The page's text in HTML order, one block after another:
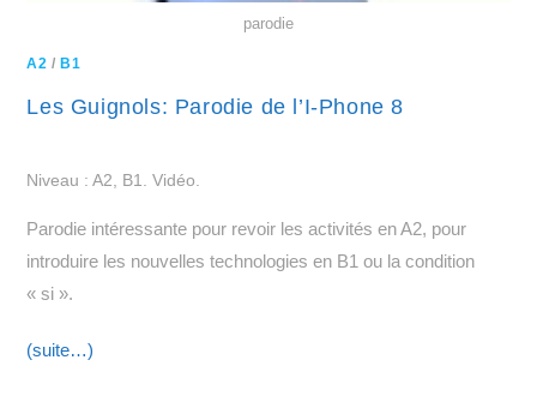
parodie
A2 / B1
Les Guignols: Parodie de l’I-Phone 8
Niveau : A2, B1. Vidéo.
Parodie intéressante pour revoir les activités en A2, pour
introduire les nouvelles technologies en B1 ou la condition
« si ».
(suite…)